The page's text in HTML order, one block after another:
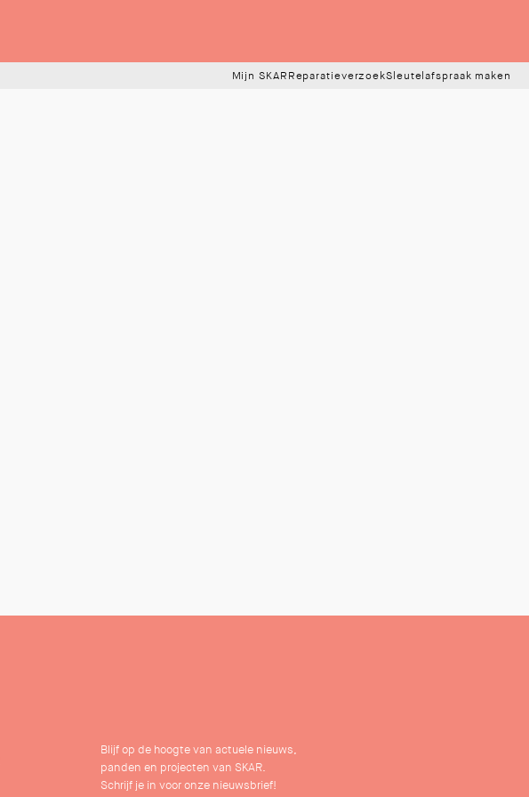
Mijn SKAR ReparatieverzoekSleutelafspraak maken
Blijf op de hoogte van actuele nieuws,
panden en projecten van SKAR.
Schrijf je in voor onze nieuwsbrief!